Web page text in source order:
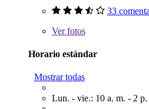
33
Verfotos
Horario estándar
Mostrar todas
Lun. - vie.: 10 a. m. - 2 p.